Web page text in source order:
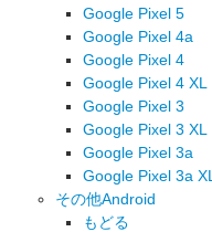
Google Pixel 5
Google Pixel 4a
Google Pixel 4
Google Pixel 4 XL
Google Pixel 3
Google Pixel 3 XL
Google Pixel 3a
Google Pixel 3a XL
その他Android
もどる